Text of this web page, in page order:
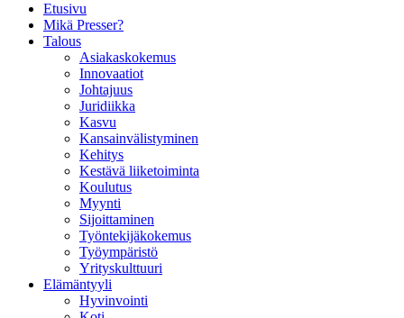
Etusivu
Mikä Presser?
Talous
Asiakaskokemus
Innovaatiot
Johtajuus
Juridiikka
Kasvu
Kansainvälistyminen
Kehitys
Kestävä liiketoiminta
Koulutus
Myynti
Sijoittaminen
Työntekijäkokemus
Työympäristö
Yrityskulttuuri
Elämäntyyli
Hyvinvointi